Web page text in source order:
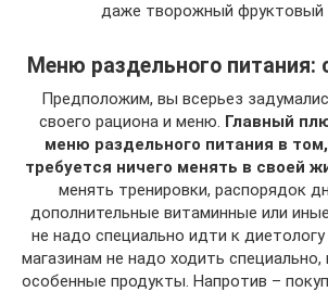
даже творожный фруктовый
Меню раздельного питания:
Предположим, вы всерьез
своего рациона и меню. Главный
меню раздельного питания в
требуется ничего менять в своей
менять тренировки, распорядок
дополнительные витаминные или
не надо специально идти к
магазинам не надо ходить
особенные продукты. Напротив –